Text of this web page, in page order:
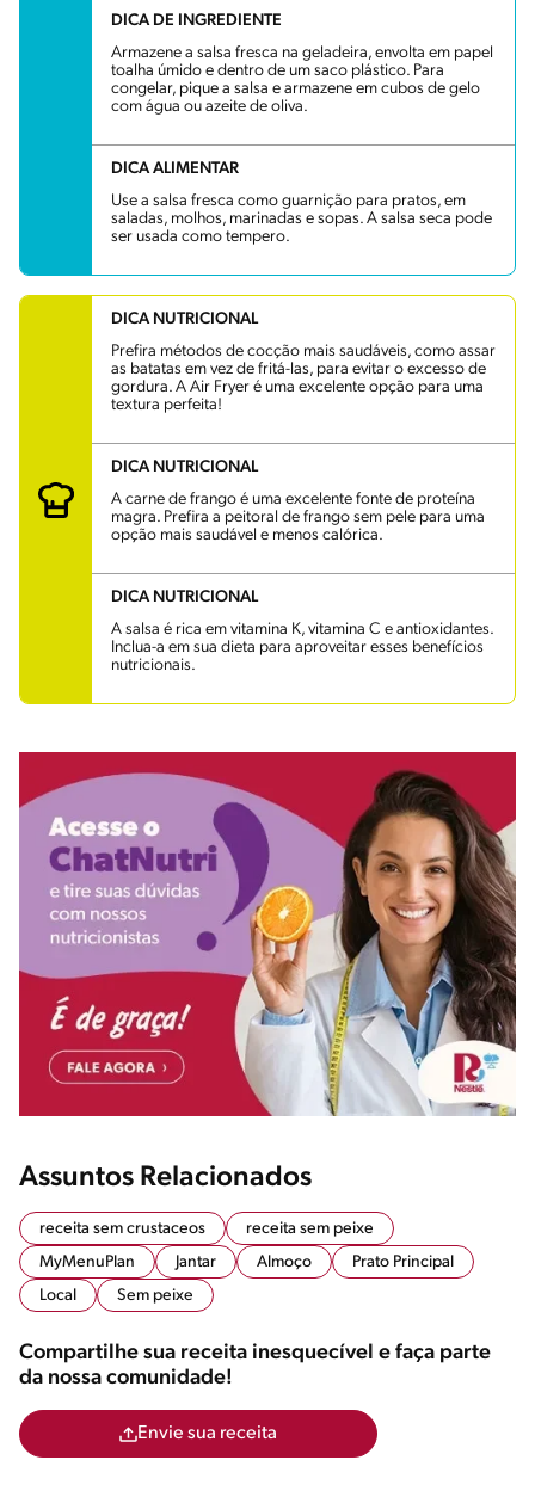
DICA DE INGREDIENTE
Armazene a salsa fresca na geladeira, envolta em papel
toalha úmido e dentro de um saco plástico. Para
congelar, pique a salsa e armazene em cubos de gelo
com água ou azeite de oliva.
DICA ALIMENTAR
Use a salsa fresca como guarnição para pratos, em
saladas, molhos, marinadas e sopas. A salsa seca pode
ser usada como tempero.
DICA NUTRICIONAL
Prefira métodos de cocção mais saudáveis, como assar
as batatas em vez de fritá-las, para evitar o excesso de
gordura. A Air Fryer é uma excelente opção para uma
textura perfeita!
DICA NUTRICIONAL
A carne de frango é uma excelente fonte de proteína
magra. Prefira a peitoral de frango sem pele para uma
opção mais saudável e menos calórica.
DICA NUTRICIONAL
A salsa é rica em vitamina K, vitamina C e antioxidantes.
Inclua-a em sua dieta para aproveitar esses benefícios
nutricionais.
Assuntos Relacionados
receita sem crustaceos
receita sem peixe
MyMenuPlan
Jantar Almoço
Prato Principal
Local
Sem peixe
Compartilhe sua receita inesquecível e faça parte
da nossa comunidade!
Envie sua receita